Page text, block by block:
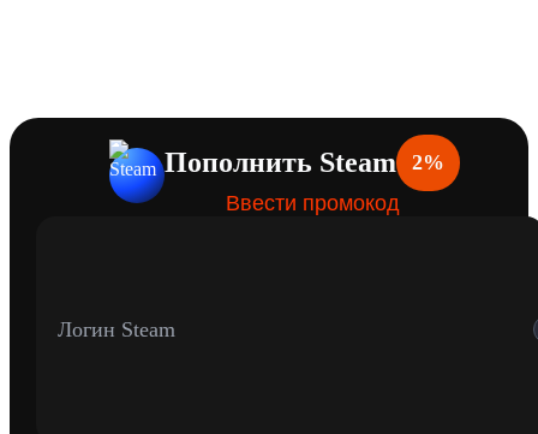
Пополнить Steam
2%
Ввести промокод
Логин Steam